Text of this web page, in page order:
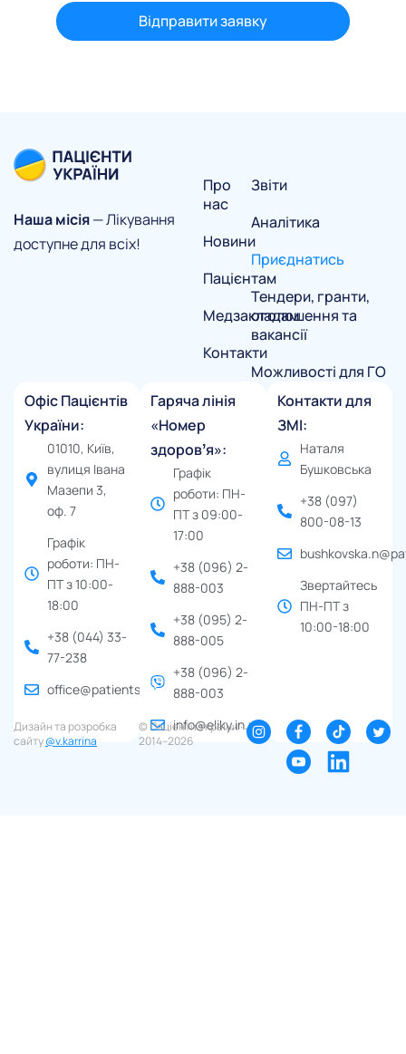
Наша місія— Лікування
доступне для всіх!
Про
нас
Новини
Пацієнтам
Медзакладам
Контакти
Звіти
Аналітика
Приєднатись
Тендери, гранти,
оголошення та
вакансії
Можливості для ГО
Офіс Пацієнтів
України:
01010, Київ,
вулиця Івана
Мазепи 3,
оф. 7
Графік
роботи: ПН-
ПТ з 10:00-
18:00
+38 (044) 33-
77-238
office@patients.org.ua
Гаряча лінія
«Номер
здоровʼя»:
Графік
роботи: ПН-
ПТ з 09:00-
17:00
+38 (096) 2-
888-003
+38 (095) 2-
888-005
+38 (096) 2-
888-003
info@eliky.in.ua
Контакти для
ЗМІ:
Наталя
Бушковська
+38 (097)
800-08-13
Звертайтесь
ПН-ПТ з
10:00-18:00
Дизайн та розробка
сайту@v.karrina
© Пацієнти України ∙
2014–2026